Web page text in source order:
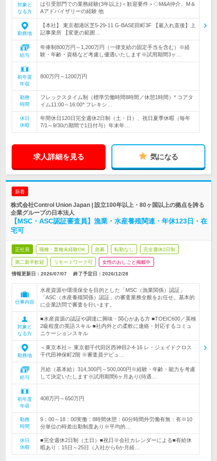
対象と
なる方
は引受部門での業務経験(3年以上)＜歓迎要件＞◇M&A仲介、M＆
Aアドバイザリーの経験 他
勤務地
【本社】 東京都港区芝5-29-11 G-BASE田町3F 【雇入れ直後】上
記事業所 【変更の範囲…
給与
年俸制800万円～1,200万円（一律支給の固定手当を含む）※経
験・年齢・資格など考慮し優遇いたします※試用期間3ヶ…
初年度
年収
800万円～1200万円
勤務
時間
フレックスタイム制（標準労働時間8時間／休憩1時間）* コアタ
イム11:00～16:00* フレキシ…
休日
休暇
年間休日120日完全週休2日制（土・日）、祝日夏季休暇（毎年
7/1～9/30の期間で1日付与）年末年…
求人詳細を見る 気になる
新着
株式会社Control Union Japan | 設立100年以上・80ヶ国以上の拠点を誇る
企業グループの日本法人
【MSC・ASC認証審査員】漁業・水産養殖関連・年休123日・在
宅可
正社員 職種・業種未経験OK 急募 転勤なし 完全週休2日制
第二新卒歓迎 リモートワーク可 女性のおしごと掲載中
情報更新日：2026/07/07 終了予定日： 2026/12/28
仕事内容
水産資源や環境保全を目的とした「MSC（漁業関係）認証」
「ASC（水産養殖関係）認証」の審査業務全般をお任せ。基本的
に企業訪問で審査を行います。
対象と
なる方
■水産資源の認証や調達に興味・関心がある方 ■TOEIC600／英検
2級程度の英語スキル ■社内外との柔軟に連絡・対応するコミュ
ニケーションスキル
勤務地
＜東京本社＞ 東京都千代田区西神田2-4-16 レ・ジェイドクロス
千代田神保町2階 ※審査員デビュ…
給与
月給（基本給）314,300円～500,000円※経験・年齢・能力を考慮
して決定いたします※試用期間6ヶ月あり(待遇…
初年度
年収
408万円～650万円
勤務
時間
9：00～18：00実働：8時間休憩：60分時間外労働有無：有※10
分単位の時差出勤制度あり※平均的…
休日
休暇
■完全週休2日制（土日）■祝日※会社カレンダーによる■有給休
暇あり：15日～25日（入社から6か月経…